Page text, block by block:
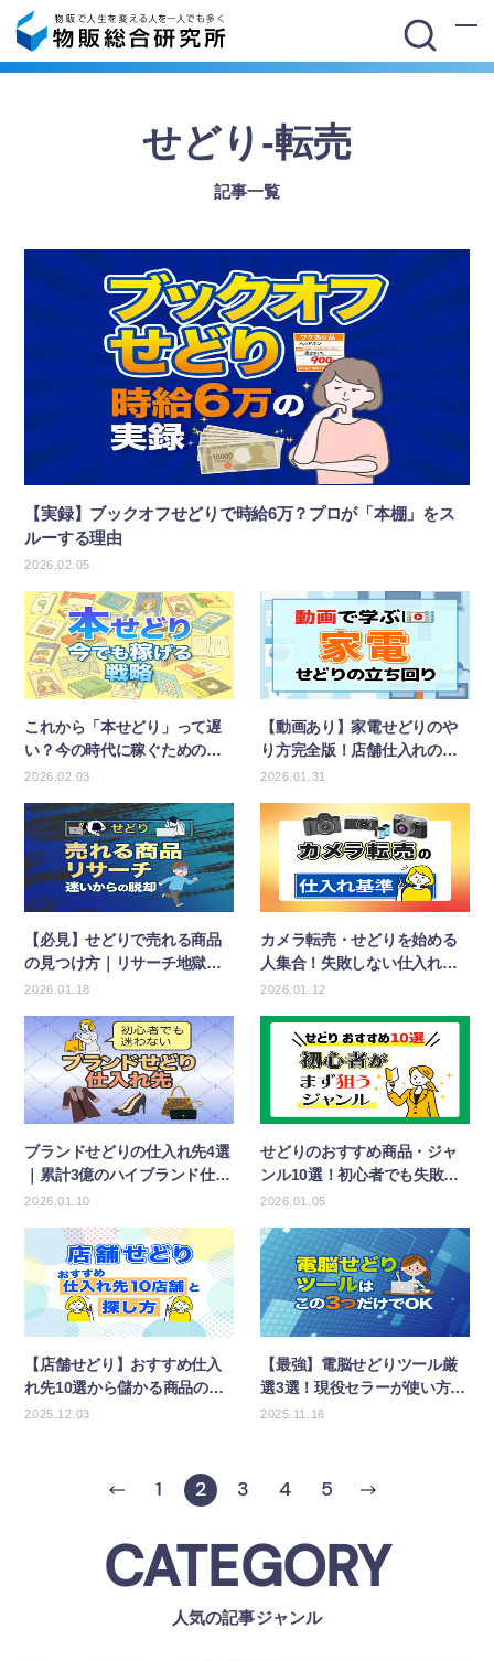
せどり-転売
記事一覧
【実録】ブックオフせどりで時給6万？プロが「本棚」をス
ルーする理由
2026.02.05
これから「本せどり」って遅
い？今の時代に稼ぐための戦
略を公開！
2026.02.03
【動画あり】家電せどりのや
り方完全版！店舗仕入れのコ
ツと秘密の稼ぎ方
2026.01.31
【必見】せどりで売れる商品
の見つけ方｜リサーチ地獄か
ら脱却できます！
2026.01.18
カメラ転売・せどりを始める
人集合！失敗しない仕入れ基
準と売れる機種
2026.01.12
ブランドせどりの仕入れ先4選
｜累計3億のハイブランド仕入
れルートを暴露
2026.01.10
せどりのおすすめ商品・ジャ
ンル10選！初心者でも失敗し
ない狙い目はコレ！
2026.01.05
【店舗せどり】おすすめ仕入
れ先10選から儲かる商品の見
つけ方まで全解説
2025.12.03
【最強】電脳せどりツール厳
選3選！現役セラーが使い方ま
で徹底解説
2025.11.16
1 2 3 4 5
CATEGORY
人気の記事ジャンル